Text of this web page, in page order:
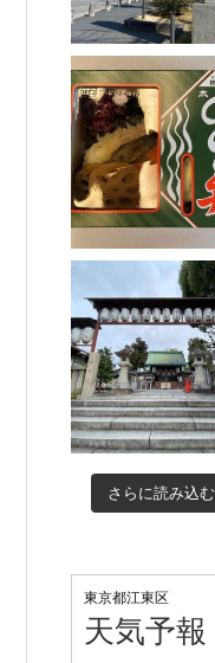
さらに読み込む
東京都江東区
天気予報